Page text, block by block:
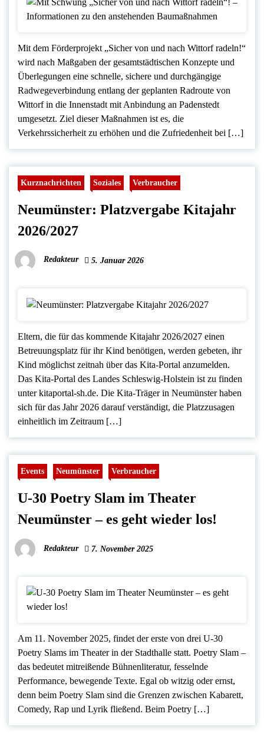
Mit dem Förderprojekt „Sicher von und nach Wittorf radeln!“
wird nach Maßgaben der gesamtstädtischen Konzepte und
Überlegungen eine schnelle, sichere und durchgängige
Radwegeverbindung entlang der geplanten Radroute von
Wittorf in die Innenstadt mit Anbindung an Padenstedt
umgesetzt. Ziel dieser Maßnahmen ist es, die
Verkehrssicherheit zu erhöhen und die Zufriedenheit bei […]
Kurznachrichten Soziales Verbraucher
Neumünster: Platzvergabe Kitajahr
2026/2027
Redakteur 5. Januar 2026
Eltern, die für das kommende Kitajahr 2026/2027 einen
Betreuungsplatz für ihr Kind benötigen, werden gebeten, ihr
Kind möglichst zeitnah über das Kita-Portal anzumelden.
Das Kita-Portal des Landes Schleswig-Holstein ist zu finden
unter kitaportal-sh.de. Die Kita-Träger in Neumünster haben
sich für das Jahr 2026 darauf verständigt, die Platzzusagen
einheitlich im Zeitraum […]
Events Neumünster Verbraucher
U-30 Poetry Slam im Theater
Neumünster – es geht wieder los!
Redakteur 7. November 2025
Am 11. November 2025, findet der erste von drei U-30
Poetry Slams im Theater in der Stadthalle statt. Poetry Slam –
das bedeutet mitreißende Bühnenliteratur, fesselnde
Performance, bewegende Texte. Egal ob witzig oder ernst,
denn beim Poetry Slam sind die Grenzen zwischen Kabarett,
Comedy, Rap und Lyrik fließend. Beim Poetry […]